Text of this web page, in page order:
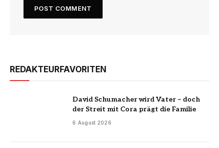
REDAKTEURFAVORITEN
David Schumacher wird Vater – doch
der Streit mit Cora prägt die Familie
6 August 2026